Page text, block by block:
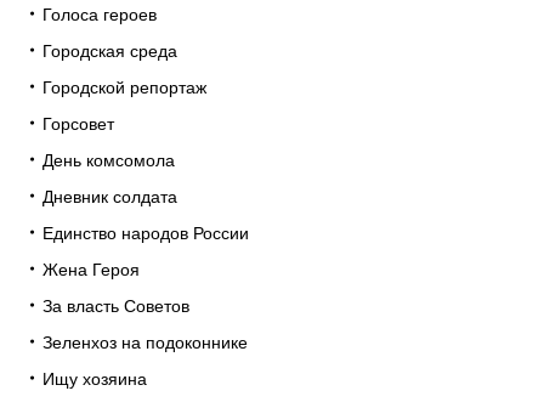
Голоса героев
Городская среда
Городской репортаж
Горсовет
День комсомола
Дневник солдата
Единство народов России
Жена Героя
За власть Советов
Зеленхоз на подоконнике
Ищу хозяина